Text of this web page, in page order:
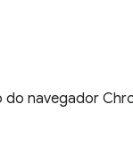
navegador